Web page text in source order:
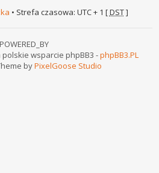
• Strefa czasowa: UTC + 1 [DST]
POWERED_BY
wsparcie phpBB3 -phpBB3.PL
byPixelGoose Studio